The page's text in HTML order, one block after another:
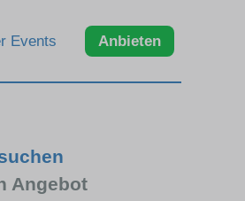
Events Anbieten
Angebot